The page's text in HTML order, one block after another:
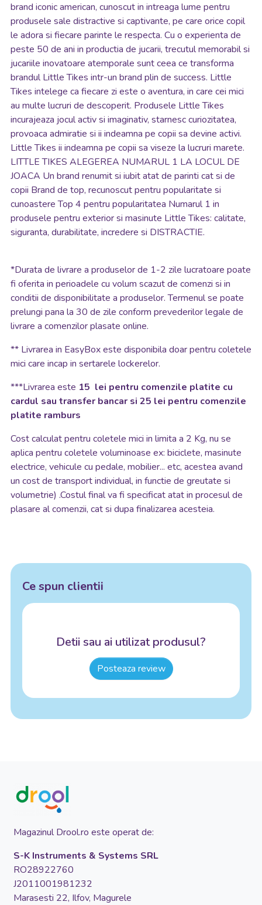
brand iconic american, cunoscut in intreaga lume pentru
produsele sale distractive si captivante, pe care orice copil
le adora si fiecare parinte le respecta. Cu o experienta de
peste 50 de ani in productia de jucarii, trecutul memorabil si
jucariile inovatoare atemporale sunt ceea ce transforma
brandul Little Tikes intr-un brand plin de success. Little
Tikes intelege ca fiecare zi este o aventura, in care cei mici
au multe lucruri de descoperit. Produsele Little Tikes
incurajeaza jocul activ si imaginativ, starnesc curiozitatea,
provoaca admiratie si ii indeamna pe copii sa devine activi.
Little Tikes ii indeamna pe copii sa viseze la lucruri marete.
LITTLE TIKES ALEGEREA NUMARUL 1 LA LOCUL DE
JOACA Un brand renumit si iubit atat de parinti cat si de
copii Brand de top, recunoscut pentru popularitate si
cunoastere Top 4 pentru popularitatea Numarul 1 in
produsele pentru exterior si masinute Little Tikes: calitate,
siguranta, durabilitate, incredere si DISTRACTIE.
*Durata de livrare a produselor de 1-2 zile lucratoare poate
fi oferita in perioadele cu volum scazut de comenzi si in
conditii de disponibilitate a produselor. Termenul se poate
prelungi pana la 30 de zile conform prevederilor legale de
livrare a comenzilor plasate online.
** Livrarea in EasyBox este disponibila doar pentru coletele
mici care incap in sertarele lockerelor.
***Livrarea este 15 lei pentru comenzile platite cu
cardul sau transfer bancar si 25 lei pentru comenzile
platite ramburs
Cost calculat pentru coletele mici in limita a 2 Kg, nu se
aplica pentru coletele voluminoase ex: biciclete, masinute
electrice, vehicule cu pedale, mobilier... etc, acestea avand
un cost de transport individual, in functie de greutate si
volumetrie) .Costul final va fi specificat atat in procesul de
plasare al comenzii, cat si dupa finalizarea acesteia.
Ce spun clientii
Detii sau ai utilizat produsul?
Posteaza review
Magazinul Drool.ro este operat de:
S-K Instruments & Systems SRL
RO28922760
J2011001981232
Marasesti 22, Ilfov, Magurele